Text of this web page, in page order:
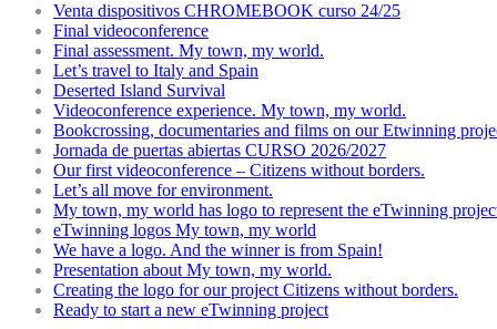
Venta dispositivos CHROMEBOOK curso 24/25
Final videoconference
Final assessment. My town, my world.
Let’s travel to Italy and Spain
Deserted Island Survival
Videoconference experience. My town, my world.
Bookcrossing, documentaries and films on our Etwinning
Jornada de puertas abiertas CURSO 2026/2027
Our first videoconference – Citizens without borders.
Let’s all move for environment.
My town, my world has logo to represent the eTwinning
eTwinning logos My town, my world
We have a logo. And the winner is from Spain!
Presentation about My town, my world.
Creating the logo for our project Citizens without borders.
Ready to start a new eTwinning project